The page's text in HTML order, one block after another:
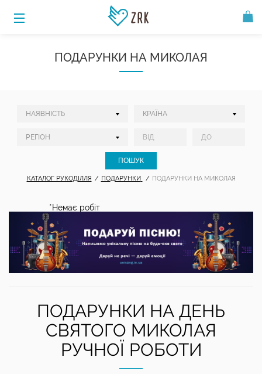
ПОДАРУНКИ НА МИКОЛАЯ
КАТАЛОГ РУКОДІЛЛЯ ПОДАРУНКИ ПОДАРУНКИ НА МИКОЛАЯ
*Немає робіт
ПОДАРУНКИ НА ДЕНЬ
СВЯТОГО МИКОЛАЯ
РУЧНОЇ РОБОТИ